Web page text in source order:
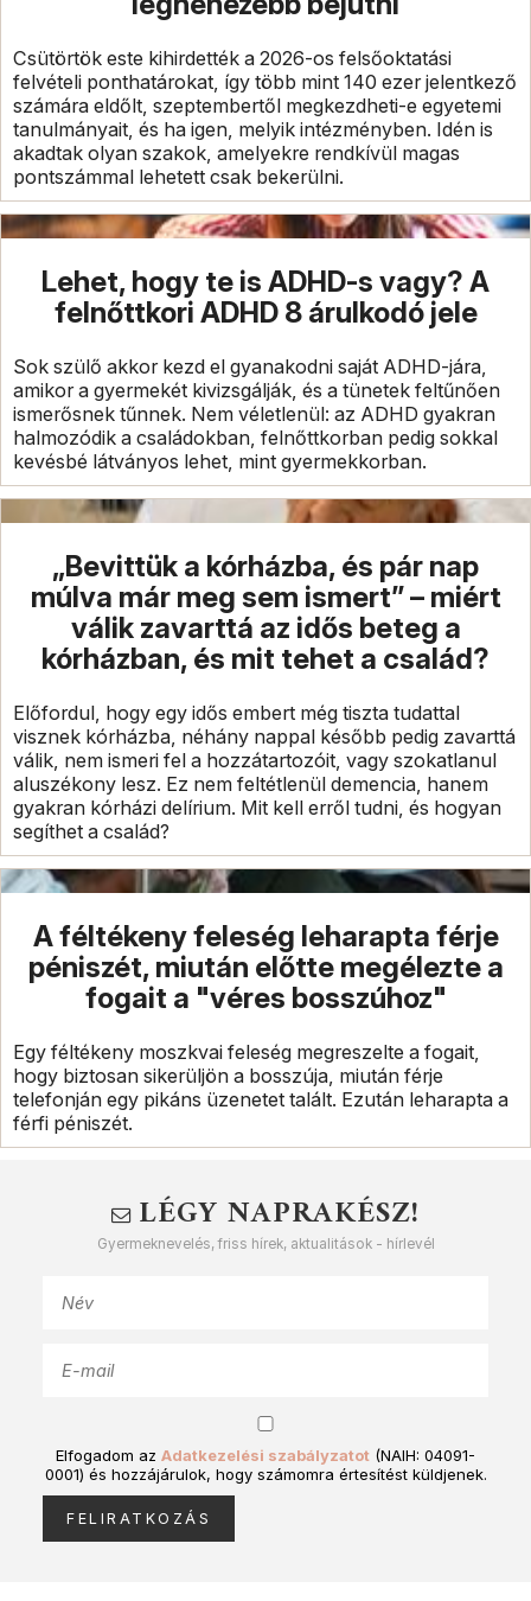
Csütörtök este kihirdették a 2026-os felsőoktatási
felvételi ponthatárokat, így több mint 140 ezer jelentkező
számára eldőlt, szeptembertől megkezdheti-e egyetemi
tanulmányait, és ha igen, melyik intézményben. Idén is
akadtak olyan szakok, amelyekre rendkívül magas
pontszámmal lehetett csak bekerülni.
Lehet, hogy te is ADHD-s vagy? A
felnőttkori ADHD 8 árulkodó jele
Sok szülő akkor kezd el gyanakodni saját ADHD-jára,
amikor a gyermekét kivizsgálják, és a tünetek feltűnően
ismerősnek tűnnek. Nem véletlenül: az ADHD gyakran
halmozódik a családokban, felnőttkorban pedig sokkal
kevésbé látványos lehet, mint gyermekkorban.
„Bevittük a kórházba, és pár nap
múlva már meg sem ismert” – miért
válik zavarttá az idős beteg a
kórházban, és mit tehet a család?
Előfordul, hogy egy idős embert még tiszta tudattal
visznek kórházba, néhány nappal később pedig zavarttá
válik, nem ismeri fel a hozzátartozóit, vagy szokatlanul
aluszékony lesz. Ez nem feltétlenül demencia, hanem
gyakran kórházi delírium. Mit kell erről tudni, és hogyan
segíthet a család?
A féltékeny feleség leharapta férje
péniszét, miután előtte megélezte a
fogait a "véres bosszúhoz"
Egy féltékeny moszkvai feleség megreszelte a fogait,
hogy biztosan sikerüljön a bosszúja, miután férje
telefonján egy pikáns üzenetet talált. Ezután leharapta a
férfi péniszét.
LÉGY NAPRAKÉSZ!
Gyermeknevelés, friss hírek, aktualitások - hírlevél
Elfogadom az Adatkezelési szabályzatot (NAIH: 04091-
0001) és hozzájárulok, hogy számomra értesítést küldjenek.